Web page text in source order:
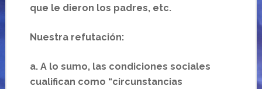
que le dieron los padres, etc.
Nuestra refutación:
a.A lo sumo, las condiciones sociales
cualifican como “circunstancias